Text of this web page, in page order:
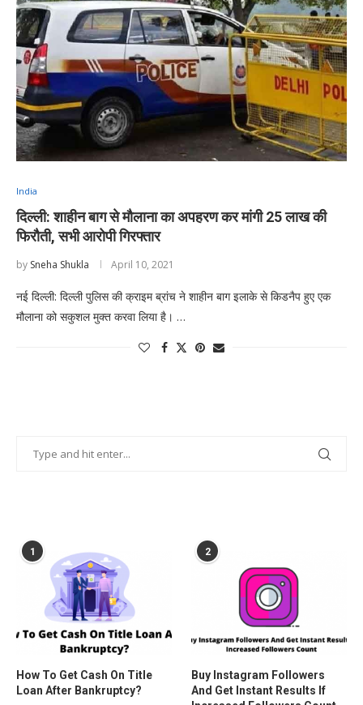
India
दिल्ली: शाहीन बाग से मौलाना का अपहरण कर मांगी 25 लाख की
फिरौती, सभी आरोपी गिरफ्तार
by Sneha Shukla April 10, 2021
नई दिल्ली: दिल्ली पुलिस की क्राइम ब्रांच ने शाहीन बाग इलाके से किडनैप हुए एक
मौलाना को सकुशल मुक्त करवा लिया है। …
1
How To Get Cash On Title
Loan After Bankruptcy?
2
Buy Instagram Followers
And Get Instant Results If